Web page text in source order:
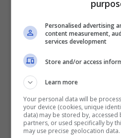
non cedere
Principe Harry
Regina Elisabetta
tentato di incontrare da
una delle sue visite
Nuova crisi con
Personalised advertising
content measurement,
services development
Store and/or access
Learn more
Your personal data will be
your device (cookies, unique
data) may be stored by,
partners, or used specifically by
may use precise geolocation data.